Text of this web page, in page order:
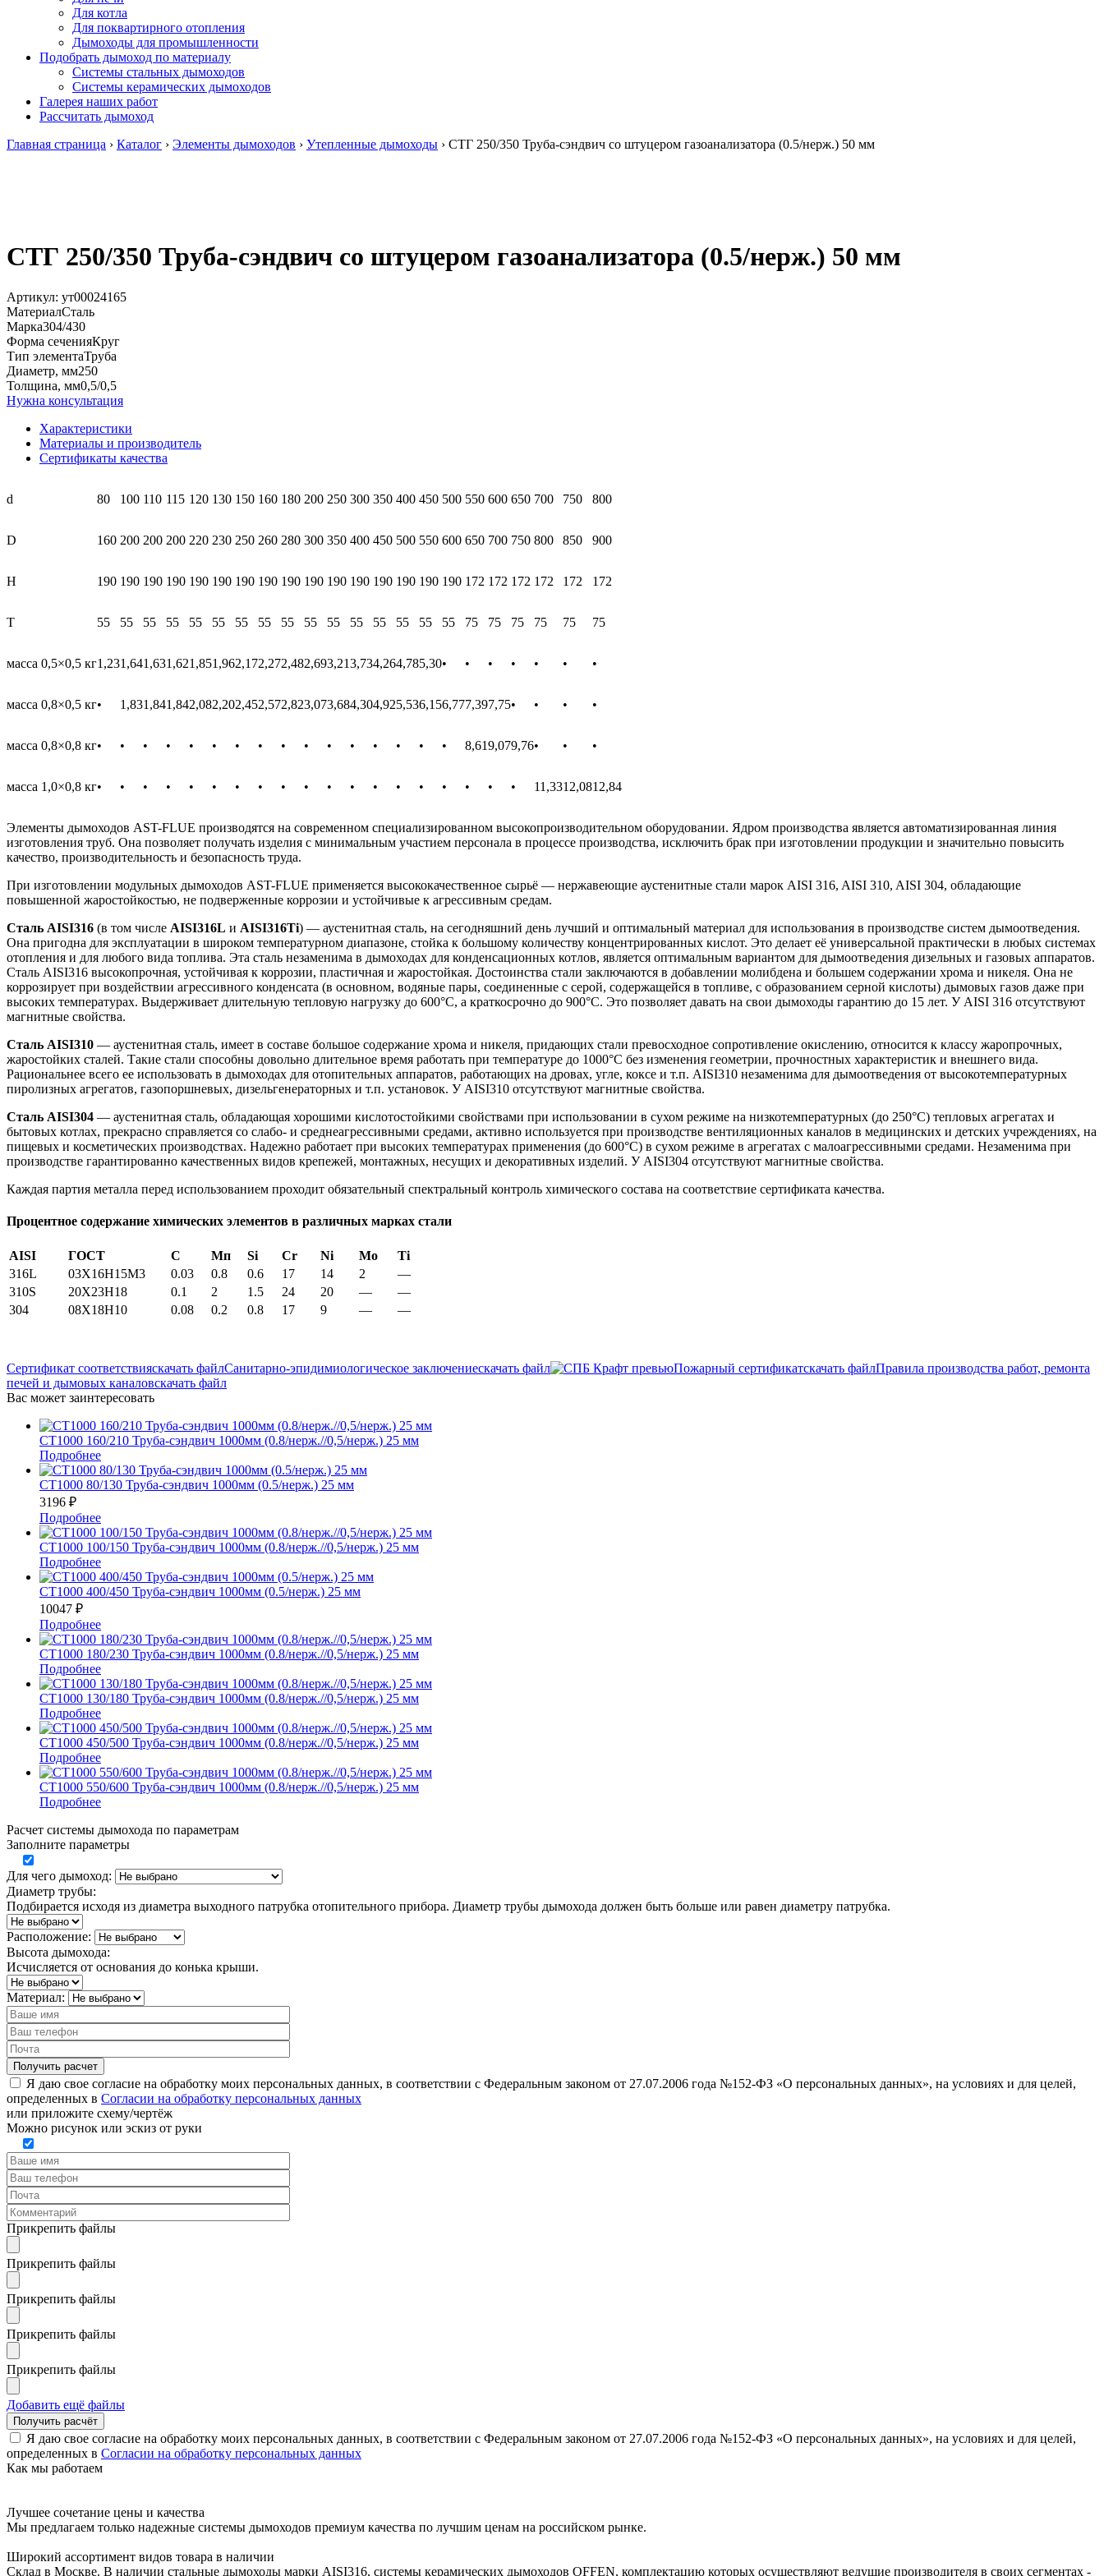
Для котла
Для поквартирного отопления
Дымоходы для промышленности
Подобрать дымоход по материалу
Системы стальных дымоходов
Системы керамических дымоходов
Галерея наших работ
Рассчитать дымоход
Главная страница › Каталог › Элементы дымоходов › Утепленные дымоходы › СТГ 250/350 Труба-сэндвич со штуцером газоанализатора (0.5/нерж.) 50 мм
СТГ 250/350 Труба-сэндвич со штуцером газоанализатора (0.5/нерж.) 50 мм
Артикул: ут00024165
МатериалСталь
Марка304/430
Форма сеченияКруг
Тип элементаТруба
Диаметр, мм250
Толщина, мм0,5/0,5
Нужна консультация
Характеристики
Материалы и производитель
Сертификаты качества
d 80 100 110 115 120 130 150 160 180 200 250 300 350 400 450 500 550 600 650 700 750 800
D 160 200 200 200 220 230 250 260 280 300 350 400 450 500 550 600 650 700 750 800 850 900
H 190 190 190 190 190 190 190 190 190 190 190 190 190 190 190 190 172 172 172 172 172 172
T 55 55 55 55 55 55 55 55 55 55 55 55 55 55 55 55 75 75 75 75 75 75
масса 0,5×0,5 кг1,231,641,631,621,851,962,172,272,482,693,213,734,264,785,30• • • • • • •
масса 0,8×0,5 кг• 1,831,841,842,082,202,452,572,823,073,684,304,925,536,156,777,397,75• • • •
масса 0,8×0,8 кг• • • • • • • • • • • • • • • • 8,619,079,76• • •
масса 1,0×0,8 кг• • • • • • • • • • • • • • • • • • • 11,3312,0812,84
Элементы дымоходов AST-FLUE производятся на современном специализированном высокопроизводительном оборудовании. Ядром производства является автоматизированная линия
изготовления труб. Она позволяет получать изделия с минимальным участием персонала в процессе производства, исключить брак при изготовлении продукции и значительно повысить
качество, производительность и безопасность труда.
При изготовлении модульных дымоходов AST-FLUE применяется высококачественное сырьё — нержавеющие аустенитные стали марок AISI 316, AISI 310, AISI 304, обладающие
повышенной жаростойкостью, не подверженные коррозии и устойчивые к агрессивным средам.
Сталь AISI316 (в том числе AISI316L и AISI316Ti) — аустенитная сталь, на сегодняшний день лучший и оптимальный материал для использования в производстве систем дымоотведения.
Она пригодна для эксплуатации в широком температурном диапазоне, стойка к большому количеству концентрированных кислот. Это делает её универсаль­ной практически в любых системах
отопления и для любого вида топлива. Эта сталь незаменима в дымоходах для конденсационных котлов, является оптимальным вариантом для дымоотведения дизельных и газовых аппаратов.
Сталь AISI316 высокопрочная, устойчивая к коррозии, пластичная и жаростойкая. Достоинства стали заключаются в добавлении молибдена и большем содержании хрома и никеля. Она не
коррозирует при воздействии агрессивного конденсата (в основном, водяные пары, соединенные с серой, содержащейся в топливе, с образованием серной кислоты) дымовых газов даже при
высоких температурах. Выдерживает длительную тепловую нагрузку до 600°С, а краткосрочно до 900°С. Это позволяет давать на свои дымоходы гарантию до 15 лет. У AISI 316 отсутствуют
магнитные свойства.
Сталь AISI310 — аустенитная сталь, имеет в составе большое содержание хрома и никеля, придающих стали превосходное сопротивление окислению, относится к классу жаропрочных,
жаростойких сталей. Такие стали способны довольно длительное время работать при температуре до 1000°С без изменения геометрии, прочностных характеристик и внешнего вида.
Рациональнее всего ее использовать в дымоходах для отопительных аппаратов, работающих на дровах, угле, коксе и т.п. AISI310 незаменима для дымоотведения от высокотемпературных
пиролизных агрегатов, газопоршневых, дизельгенераторных и т.п. установок. У AISI310 отсутствуют магнитные свойства.
Сталь AISI304 — аустенитная сталь, обладающая хорошими кислотостойкими свойствами при использовании в сухом режиме на низкотемпературных (до 250°С) тепловых агрегатах и
бытовых котлах, прекрасно справляется со слабо- и среднеагрессивными средами, активно используется при производстве вентиляционных каналов в медицинских и детских учреждениях, на
пищевых и косметических производствах. Надежно работает при высоких температурах применения (до 600°С) в сухом режиме в агрегатах с малоагрессивными средами. Незаменима при
производстве гарантированно качественных видов крепежей, монтажных, несущих и декоративных изделий. У AISI304 отсутствуют магнитные свойства.
Каждая партия металла перед использованием проходит обязательный спектральный контроль химического состава на соответствие сертификата качества.
Процентное содержание химических элементов в различных марках стали
AISI ГОСТ С Мп Si Cr Ni Мо
Ti
316L
03X16H15M3 0.03 0.8 0.6 17 14 2
—
310S
20Х23Н18 0.1 2 1.5 24 20 —
—
304
08Х18Н10 0.08 0.2 0.8 17 9 — —
Сертификат соответствияскачать файлСанитарно-эпидимиологическое заключениескачать файл Пожарный сертификатскачать файлПравила производства работ, ремонта
печей и дымовых каналовскачать файл
Вас может заинтересовать
СТ1000 160/210 Труба-сэндвич 1000мм (0.8/нерж.//0,5/нерж.) 25 мм
Подробнее
СТ1000 80/130 Труба-сэндвич 1000мм (0.5/нерж.) 25 мм
3196 ₽
Подробнее
СТ1000 100/150 Труба-сэндвич 1000мм (0.8/нерж.//0,5/нерж.) 25 мм
Подробнее
СТ1000 400/450 Труба-сэндвич 1000мм (0.5/нерж.) 25 мм
10047 ₽
Подробнее
СТ1000 180/230 Труба-сэндвич 1000мм (0.8/нерж.//0,5/нерж.) 25 мм
Подробнее
СТ1000 130/180 Труба-сэндвич 1000мм (0.8/нерж.//0,5/нерж.) 25 мм
Подробнее
СТ1000 450/500 Труба-сэндвич 1000мм (0.8/нерж.//0,5/нерж.) 25 мм
Подробнее
СТ1000 550/600 Труба-сэндвич 1000мм (0.8/нерж.//0,5/нерж.) 25 мм
Подробнее
Расчет системы дымохода по параметрам
Заполните параметры
Для чего дымоход:
Диаметр трубы:
Подбирается исходя из диаметра выходного патрубка отопительного прибора. Диаметр трубы дымохода должен быть больше или равен диаметру патрубка.
Расположение:
Высота дымохода:
Исчисляется от основания до конька крыши.
Материал:
Я даю свое согласие на обработку моих персональных данных, в соответствии с Федеральным законом от 27.07.2006 года №152-ФЗ «О персональных данных», на условиях и для целей,
определенных в Согласии на обработку персональных данных
или приложите схему/чертёж
Можно рисунок или эскиз от руки
Прикрепить файлы
Прикрепить файлы
Прикрепить файлы
Прикрепить файлы
Прикрепить файлы
Добавить ещё файлы
Я даю свое согласие на обработку моих персональных данных, в соответствии с Федеральным законом от 27.07.2006 года №152-ФЗ «О персональных данных», на условиях и для целей,
определенных в Согласии на обработку персональных данных
Как мы работаем
Лучшее сочетание цены и качества
Мы предлагаем только надежные системы дымоходов премиум качества по лучшим ценам на российском рынке.
Широкий ассортимент видов товара в наличии
Склад в Москве. В наличии стальные дымоходы марки AISI316, системы керамических дымоходов OFFEN, комплектацию которых осуществляют ведущие производителя в своих сегментах -